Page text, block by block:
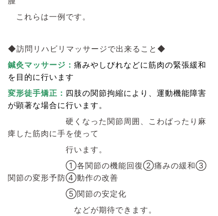
これらは一例です。
◆訪問リハビリマッサージで出来ること◆
鍼灸マッサージ： 痛みやしびれなどに筋肉の緊張緩和
を目的に行います
変形徒手矯正： 四肢の関節拘縮により、運動機能障害
が顕著な場合に行います。
硬くなった関節周囲、こわばったり麻
痺した筋肉に手を使って
行います。
①各関節の機能回復②痛みの緩和③
関節の変形予防④動作の改善
⑤関節の安定化
などが期待できます。